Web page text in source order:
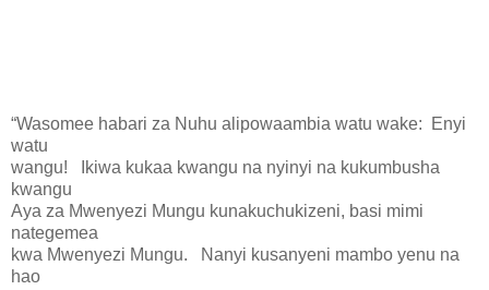
“Wasomee habari za Nuhu alipowaambia watu wake: Enyi
watu
wangu! Ikiwa kukaa kwangu na nyinyi na kukumbusha
kwangu
Aya za Mwenyezi Mungu kunakuchukizeni, basi mimi
nategemea
kwa Mwenyezi Mungu. Nanyi kusanyeni mambo yenu na
hao